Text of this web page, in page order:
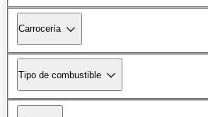
Carrocería
Tipo de combustible